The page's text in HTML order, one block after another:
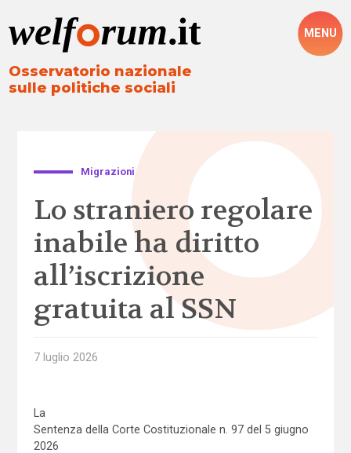
Osservatorio nazionale
sulle politiche sociali
MENU
Migrazioni
Lo straniero regolare
inabile ha diritto
all’iscrizione
gratuita al SSN
7 luglio 2026
La
Sentenza della Corte Costituzionale n. 97 del 5 giugno
2026